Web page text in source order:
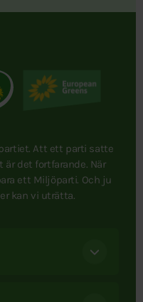
Att ett parti satte
det fortfarande. När
ett Miljöparti. Och ju
kan vi uträtta.